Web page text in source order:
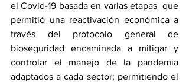
el Covid-19 basada en varias etapas  que
permitió una reactivación económica a
través del protocolo general de
bioseguridad encaminada a mitigar y
controlar el manejo de la pandemia
adaptados a cada sector; permitiendo el